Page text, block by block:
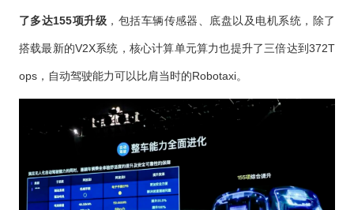
了多达155项升级 ，包括车辆传感器、底盘以及电机系统，除了
搭载最新的V2X系统，核心计算单元算力也提升了三倍达到372T
ops，自动驾驶能力可以比肩当时的Robotaxi。